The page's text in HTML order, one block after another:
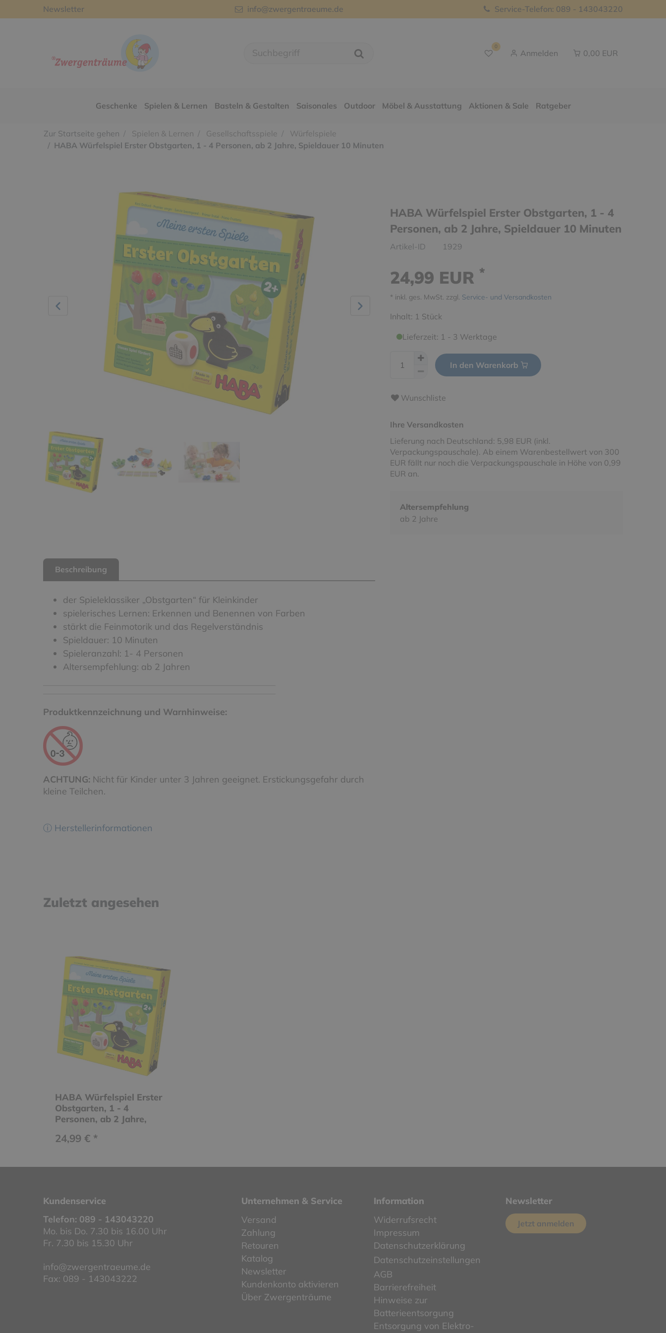
Newsletter
info@zwergentraeume.de Service-Telefon: 089 - 143043220
0
Anmelden 0,00 EUR
Geschenke Spielen & Lernen Basteln & Gestalten Saisonales Outdoor Möbel & Ausstattung Aktionen & Sale Ratgeber
Zur Startseite gehen Spielen & Lernen Gesellschaftsspiele
Würfelspiele
HABA Würfelspiel Erster Obstgarten, 1 - 4 Personen, ab 2 Jahre, Spieldauer 10 Minuten
HABA Würfelspiel Erster Obstgarten, 1 - 4
Personen, ab 2 Jahre, Spieldauer 10 Minuten
Artikel-ID 1929
24,99 EUR *
* inkl. ges. MwSt. zzgl. Service- und Versandkosten
Inhalt: 1 Stück
Lieferzeit: 1 - 3 Werktage
In den Warenkorb
Wunschliste
Ihre Versandkosten
Lieferung nach Deutschland: 5,98 EUR (inkl.
Verpackungspauschale). Ab einem Warenbestellwert von 300
EUR fällt nur noch die Verpackungspauschale in Höhe von 0,99
EUR an.
Altersempfehlung
ab 2 Jahre
Beschreibung
der Spieleklassiker „Obstgarten“ für Kleinkinder
spielerisches Lernen: Erkennen und Benennen von Farben
stärkt die Feinmotorik und das Regelverständnis
Spieldauer: 10 Minuten
Spieleranzahl: 1- 4 Personen
Altersempfehlung: ab 2 Jahren
Produktkennzeichnung und Warnhinweise:
ACHTUNG: Nicht für Kinder unter 3 Jahren geeignet. Erstickungsgefahr durch
kleine Teilchen.
ⓘ Herstellerinformationen
Zuletzt angesehen
HABA Würfelspiel Erster
Obstgarten, 1 - 4
Personen, ab 2 Jahre,
24,99 € *
Kundenservice
Telefon: 089 - 143043220
Mo. bis Do. 7.30 bis 16.00 Uhr
Fr. 7.30 bis 15.30 Uhr
info@zwergentraeume.de
Fax: 089 - 143043222
Unternehmen & Service
Versand
Zahlung
Retouren
Katalog
Newsletter
Kundenkonto aktivieren
Über Zwergenträume
Information
Widerrufsrecht
Impressum
Datenschutzerklärung
Datenschutzeinstellungen
AGB
Barrierefreiheit
Hinweise zur
Batterieentsorgung
Entsorgung von Elektro-
Newsletter
Jetzt anmelden